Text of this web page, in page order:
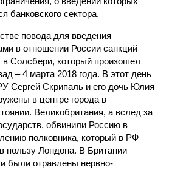
банковского сектора.
повода для введения
в отношении России санкций
в Солсбери, который произошел
– 4 марта 2018 года. В этот день
Сергей Скрипаль и его дочь Юлия
в центре города в
Великобритания, а вслед за
обвинили Россию в
полковника, который в РФ
пользу Лондона. В Британии
были отравлены нервно-